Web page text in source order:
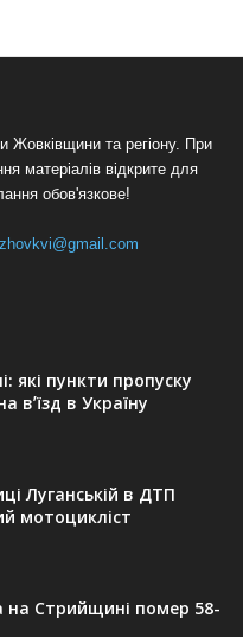
Жовківщини та регіону. При
матеріалів відкрите для
обов'язкове!
які пункти пропуску
вʼїзд в Україну
Луганській в ДТП
мотоцикліст
на Стрийщині помер 58-